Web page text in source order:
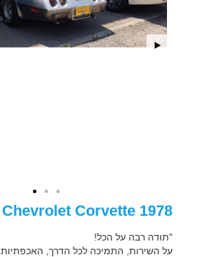
1978 Chevrolet Corvette
"תודה רבה על הכל!
על השירות, התמיכה לכל הדרך, האכפתיות